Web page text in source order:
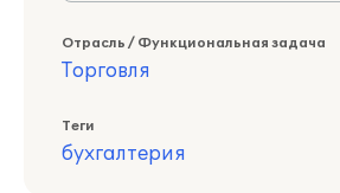
Отрасль / Функциональная задача
Торговля
Теги
бухгалтерия